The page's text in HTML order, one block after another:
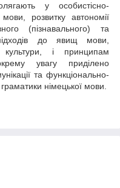
у особистісно-
розвитку автономії
(пізнавального) та
до явищ мови,
культури, і принципам
увагу приділено
та функціонально-
німецької мови.